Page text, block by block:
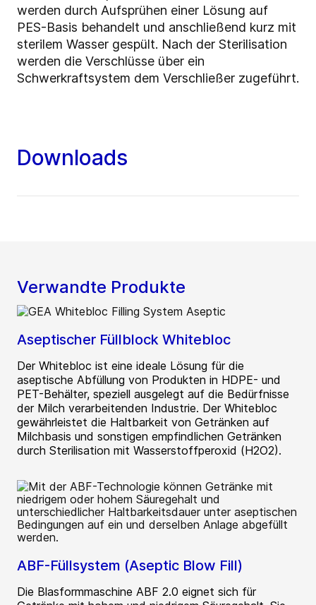
werden durch Aufsprühen einer Lösung auf
PES-Basis behandelt und anschließend kurz mit
sterilem Wasser gespült. Nach der Sterilisation
werden die Verschlüsse über ein
Schwerkraftsystem dem Verschließer zugeführt.
Downloads
Verwandte Produkte
Aseptischer Füllblock Whitebloc
Der Whitebloc ist eine ideale Lösung für die
aseptische Abfüllung von Produkten in HDPE- und
PET-Behälter, speziell ausgelegt auf die Bedürfnisse
der Milch verarbeitenden Industrie. Der Whitebloc
gewährleistet die Haltbarkeit von Getränken auf
Milchbasis und sonstigen empfindlichen Getränken
durch Sterilisation mit Wasserstoffperoxid (H2O2).
ABF-Füllsystem (Aseptic Blow Fill)
Die Blasformmaschine ABF 2.0 eignet sich für